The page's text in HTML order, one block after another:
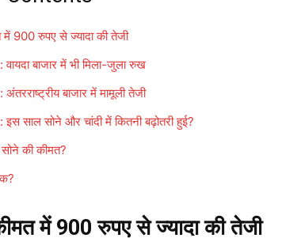
में 900 रुपए से ज्यादा की तेजी
बाजार में भी मिला-जुला रुख
बाजार में मामूली तेजी
साल सोने और चांदी में कितनी बढ़ोतरी हुई?
की कीमत?
में 900 रुपए से ज्यादा की तेजी